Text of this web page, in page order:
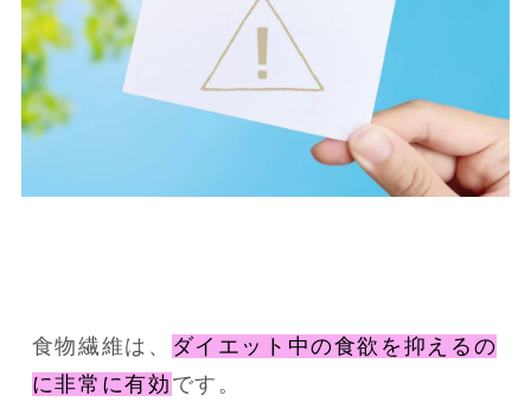
食物繊維は、
ダイエット中の食欲を抑えるの
に非常に有効 です。